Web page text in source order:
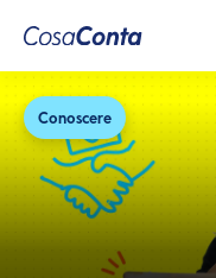
Conoscere